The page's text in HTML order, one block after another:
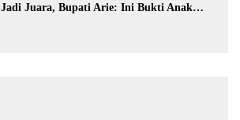
Jadi Juara, Bupati Arie: Ini Bukti Anak